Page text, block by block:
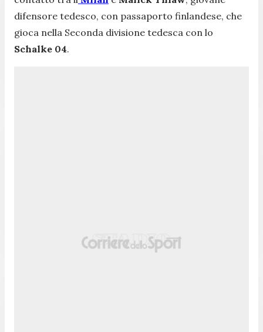
difensore tedesco, con passaporto finlandese, che
gioca nella Seconda divisione tedesca con lo
Schalke 04.